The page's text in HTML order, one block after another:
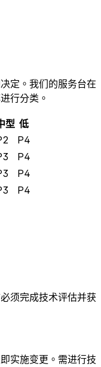
定。我们的服务台在
行分类。
型 低
P4
P4
P4
P4
须完成技术评估并获
实施变更。需进行技